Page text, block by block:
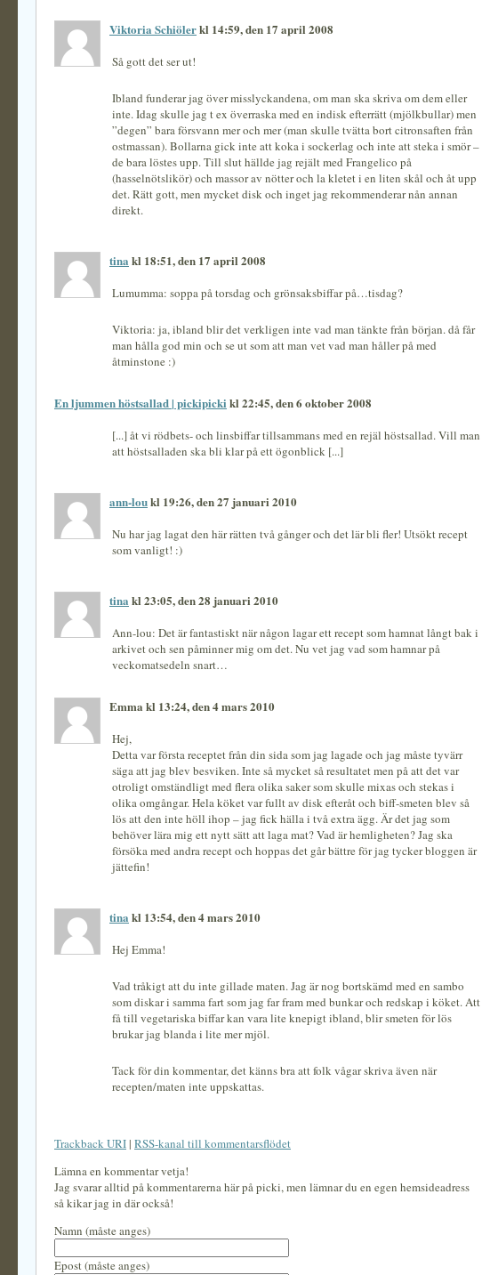
Viktoria Schiölerkl 14:59, den 17 april 2008
Så gott det ser ut!
Ibland funderar jag över misslyckandena, om man ska skriva om dem eller
inte. Idag skulle jag t ex överraska med en indisk efterrätt (mjölkbullar) men
”degen” bara försvann mer och mer (man skulle tvätta bort citronsaften från
ostmassan). Bollarna gick inte att koka i sockerlag och inte att steka i smör –
de bara löstes upp. Till slut hällde jag rejält med Frangelico på
(hasselnötslikör) och massor av nötter och la kletet i en liten skål och åt upp
det. Rätt gott, men mycket disk och inget jag rekommenderar nån annan
direkt.
tina kl 18:51, den 17 april 2008
Lumumma: soppa på torsdag och grönsaksbiffar på…tisdag?
Viktoria: ja, ibland blir det verkligen inte vad man tänkte från början. då får
man hålla god min och se ut som att man vet vad man håller på med
åtminstone :)
En ljummen höstsallad | pickipicki kl 22:45, den 6 oktober 2008
[...] åt vi rödbets- och linsbiffar tillsammans med en rejäl höstsallad. Vill man
att höstsalladen ska bli klar på ett ögonblick [...]
ann-loukl 19:26, den 27 januari 2010
Nu har jag lagat den här rätten två gånger och det lär bli fler! Utsökt recept
som vanligt! :)
tina kl 23:05, den 28 januari 2010
Ann-lou: Det är fantastiskt när någon lagar ett recept som hamnat långt bak i
arkivet och sen påminner mig om det. Nu vet jag vad som hamnar på
veckomatsedeln snart…
Emma kl 13:24, den 4 mars 2010
Hej,
Detta var första receptet från din sida som jag lagade och jag måste tyvärr
säga att jag blev besviken. Inte så mycket så resultatet men på att det var
otroligt omständligt med flera olika saker som skulle mixas och stekas i
olika omgångar. Hela köket var fullt av disk efteråt och biff-smeten blev så
lös att den inte höll ihop – jag fick hälla i två extra ägg. Är det jag som
behöver lära mig ett nytt sätt att laga mat? Vad är hemligheten? Jag ska
försöka med andra recept och hoppas det går bättre för jag tycker bloggen är
jättefin!
tina kl 13:54, den 4 mars 2010
Hej Emma!
Vad tråkigt att du inte gillade maten. Jag är nog bortskämd med en sambo
som diskar i samma fart som jag far fram med bunkar och redskap i köket. Att
få till vegetariska biffar kan vara lite knepigt ibland, blir smeten för lös
brukar jag blanda i lite mer mjöl.
Tack för din kommentar, det känns bra att folk vågar skriva även när
recepten/maten inte uppskattas.
Trackback URI| RSS-kanal till kommentarsflödet
Lämna en kommentar vetja!
Jag svarar alltid på kommentarerna här på picki, men lämnar du en egen hemsideadress
så kikar jag in där också!
Namn (måste anges)
Epost (måste anges)